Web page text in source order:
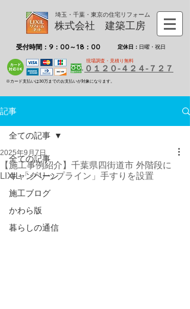
埼玉・千葉・東京の住宅リフォーム
株式会社 建築工房
受付時間：9：00～18：00 定休日： 日曜・祝日
現場調査・見積り無料
０１２０-４２４-７２７
※カード支払いは30万までのお支払いが対象になります。
記事
全ての記事
キャンペーン
施工ブログ
かわら版
暮らしの通信
全ての記事
【施工事例紹介】千葉県四街道市 外階段に
LIXIL「グリップライン」手すりを設置
2025年9月7日